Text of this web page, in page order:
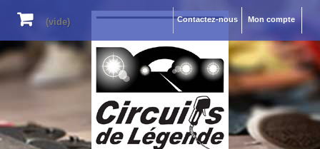
Mon compte
Contactez-nous
(vide)